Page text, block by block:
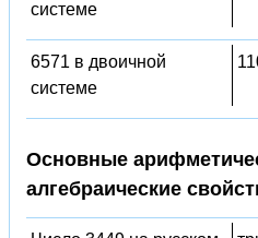
системе
6571 в двоичной
системе
Основные
алгебраические